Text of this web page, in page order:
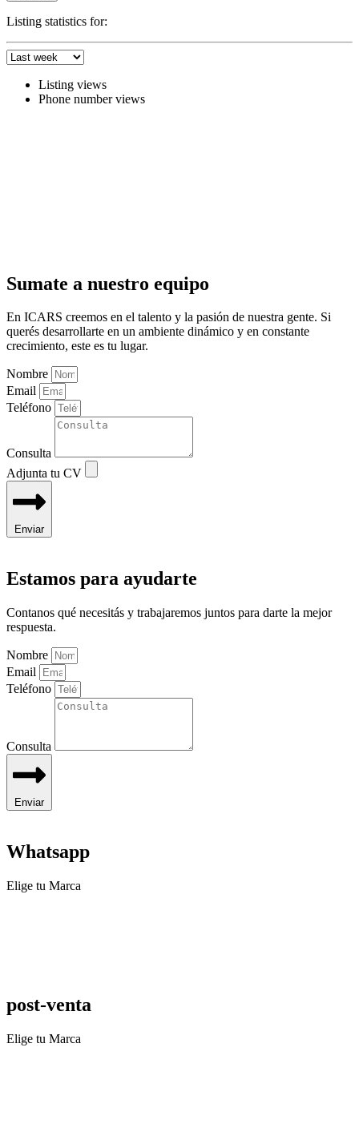
Listing statistics for:
Listing views
Phone number views
Sumate a nuestro equipo
En ICARS creemos en el talento y la pasión de nuestra gente. Si
querés desarrollarte en un ambiente dinámico y en constante
crecimiento, este es tu lugar.
Nombre
Email
Teléfono
Consulta
Adjunta tu CV
Enviar
Estamos para ayudarte
Contanos qué necesitás y trabajaremos juntos para darte la mejor
respuesta.
Nombre
Email
Teléfono
Consulta
Enviar
Whatsapp
Elige tu Marca
post-venta
Elige tu Marca